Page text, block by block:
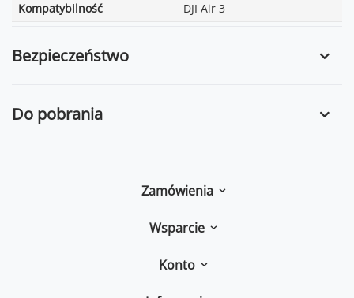
Kompatybilność
DJI Air 3
Bezpieczeństwo
Do pobrania
Zamówienia
Wsparcie
Konto